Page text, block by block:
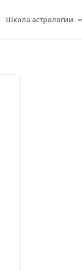
Школа астрологии